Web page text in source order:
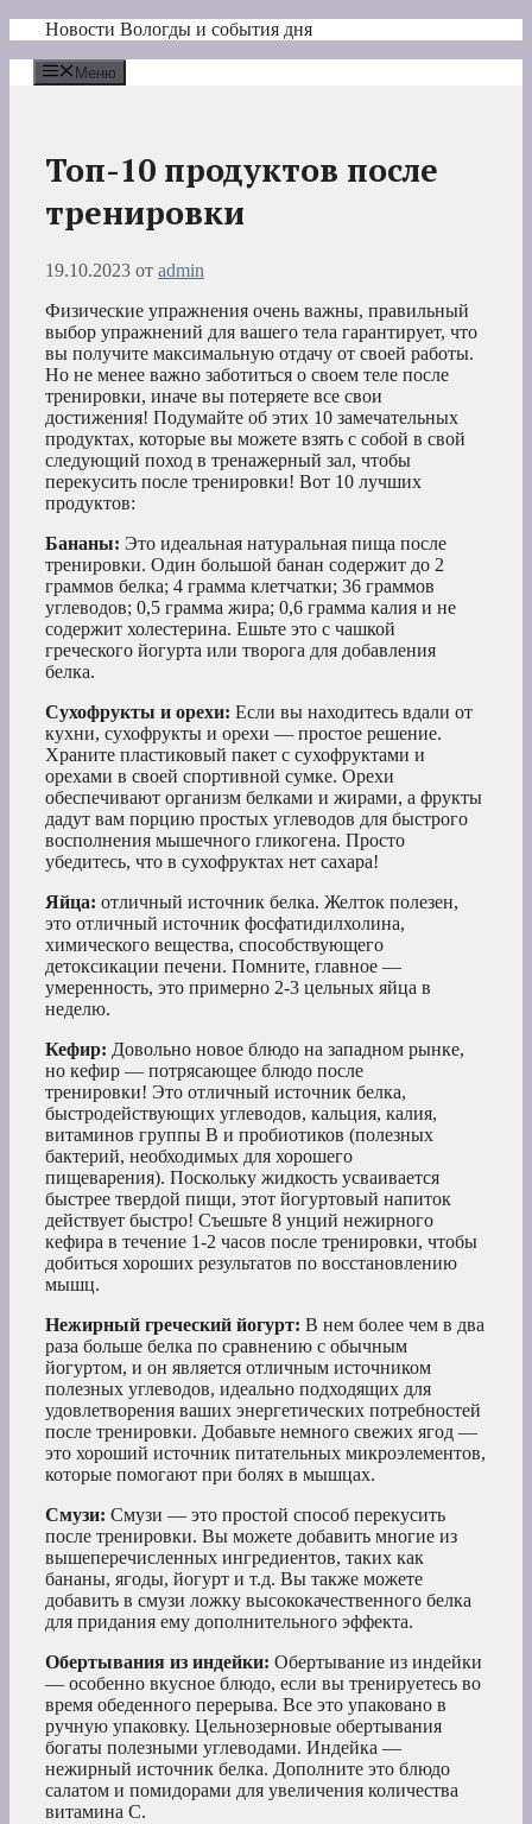
Перейти
содержимому
Новости Вологды и события дня
Меню
Топ-10 продуктов после
тренировки
19.10.2023 от admin
Физические упражнения очень важны, правильный
выбор упражнений для вашего тела гарантирует, что
вы получите максимальную отдачу от своей работы.
Но не менее важно заботиться о своем теле после
тренировки, иначе вы потеряете все свои
достижения! Подумайте об этих 10 замечательных
продуктах, которые вы можете взять с собой в свой
следующий поход в тренажерный зал, чтобы
перекусить после тренировки! Вот 10 лучших
продуктов:
Бананы: Это идеальная натуральная пища после
тренировки. Один большой банан содержит до 2
граммов белка; 4 грамма клетчатки; 36 граммов
углеводов; 0,5 грамма жира; 0,6 грамма калия и не
содержит холестерина. Ешьте это с чашкой
греческого йогурта или творога для добавления
белка.
Сухофрукты и орехи: Если вы находитесь вдали от
кухни, сухофрукты и орехи — простое решение.
Храните пластиковый пакет с сухофруктами и
орехами в своей спортивной сумке. Орехи
обеспечивают организм белками и жирами, а фрукты
дадут вам порцию простых углеводов для быстрого
восполнения мышечного гликогена. Просто
убедитесь, что в сухофруктах нет сахара!
Яйца: отличный источник белка. Желток полезен,
это отличный источник фосфатидилхолина,
химического вещества, способствующего
детоксикации печени. Помните, главное —
умеренность, это примерно 2-3 цельных яйца в
неделю.
Кефир: Довольно новое блюдо на западном рынке,
но кефир — потрясающее блюдо после
тренировки! Это отличный источник белка,
быстродействующих углеводов, кальция, калия,
витаминов группы В и пробиотиков (полезных
бактерий, необходимых для хорошего
пищеварения). Поскольку жидкость усваивается
быстрее твердой пищи, этот йогуртовый напиток
действует быстро! Съешьте 8 унций нежирного
кефира в течение 1-2 часов после тренировки, чтобы
добиться хороших результатов по восстановлению
мышц.
Нежирный греческий йогурт: В нем более чем в два
раза больше белка по сравнению с обычным
йогуртом, и он является отличным источником
полезных углеводов, идеально подходящих для
удовлетворения ваших энергетических потребностей
после тренировки. Добавьте немного свежих ягод —
это хороший источник питательных микроэлементов,
которые помогают при болях в мышцах.
Смузи: Смузи — это простой способ перекусить
после тренировки. Вы можете добавить многие из
вышеперечисленных ингредиентов, таких как
бананы, ягоды, йогурт и т.д. Вы также можете
добавить в смузи ложку высококачественного белка
для придания ему дополнительного эффекта.
Обертывания из индейки: Обертывание из индейки
— особенно вкусное блюдо, если вы тренируетесь во
время обеденного перерыва. Все это упаковано в
ручную упаковку. Цельнозерновые обертывания
богаты полезными углеводами. Индейка —
нежирный источник белка. Дополните это блюдо
салатом и помидорами для увеличения количества
витамина С.